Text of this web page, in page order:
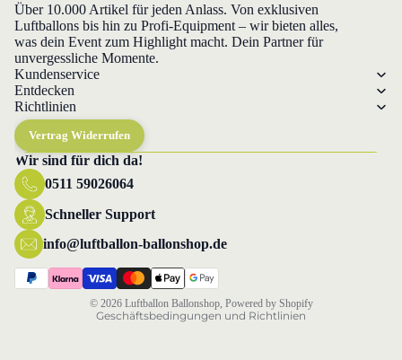
Über 10.000 Artikel für jeden Anlass. Von exklusiven
Luftballons bis hin zu Profi-Equipment – wir bieten alles,
was dein Event zum Highlight macht. Dein Partner für
unvergessliche Momente.
Kundenservice
Entdecken
Richtlinien
Vertrag Widerrufen
Wir sind für dich da!
0511 59026064
Schneller Support
info@luftballon-ballonshop.de
© 2026 Luftballon Ballonshop, Powered by Shopify
Geschäftsbedingungen und Richtlinien
Datenschutzerklärung
Widerrufsrecht
AGB
Versand
Impressum